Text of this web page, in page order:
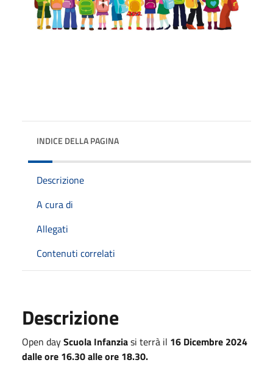
INDICE DELLA PAGINA
Descrizione
A cura di
Allegati
Contenuti correlati
Descrizione
Open dayScuola Infanziasi terrà il 16 Dicembre 2024
dalle ore 16.30 alle ore 18.30.